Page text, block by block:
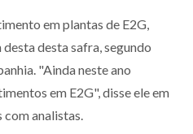
em plantas de E2G,
desta safra, segundo
"Ainda neste ano
em E2G", disse ele em
analistas.